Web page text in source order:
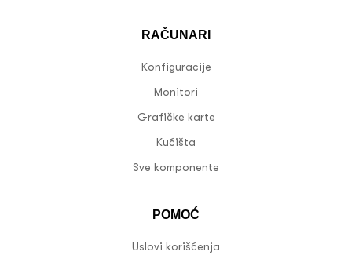
RAČUNARI
Konfiguracije
Monitori
Grafičke karte
Kućišta
Sve komponente
POMOĆ
Uslovi korišćenja